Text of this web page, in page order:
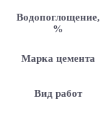
Водопоглощение,
%
Марка цемента
Вид работ